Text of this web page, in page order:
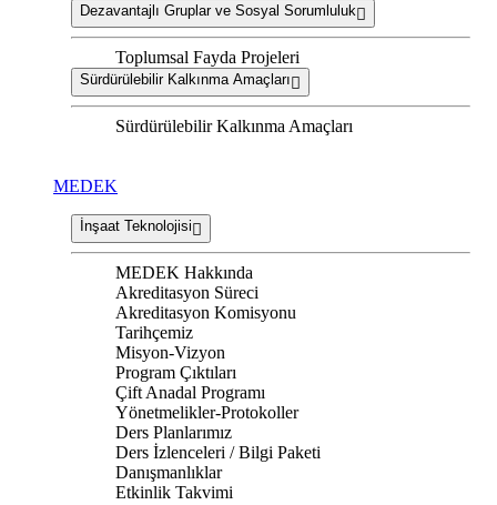
Dezavantajlı Gruplar ve Sosyal Sorumluluk
Toplumsal Fayda Projeleri
Sürdürülebilir Kalkınma Amaçları
Sürdürülebilir Kalkınma Amaçları
MEDEK
İnşaat Teknolojisi
MEDEK Hakkında
Akreditasyon Süreci
Akreditasyon Komisyonu
Tarihçemiz
Misyon-Vizyon
Program Çıktıları
Çift Anadal Programı
Yönetmelikler-Protokoller
Ders Planlarımız
Ders İzlenceleri / Bilgi Paketi
Danışmanlıklar
Etkinlik Takvimi